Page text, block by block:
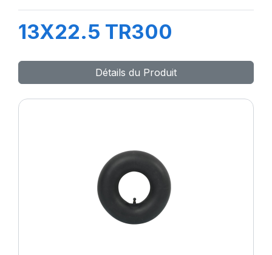
13X22.5 TR300
Détails du Produit